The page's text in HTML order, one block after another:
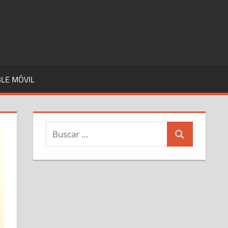
MÓVIL
Buscar:
Buscar